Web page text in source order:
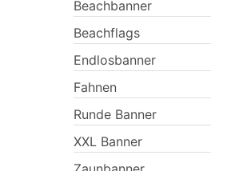
Beachbanner
Beachflags
Endlosbanner
Fahnen
Runde Banner
XXL Banner